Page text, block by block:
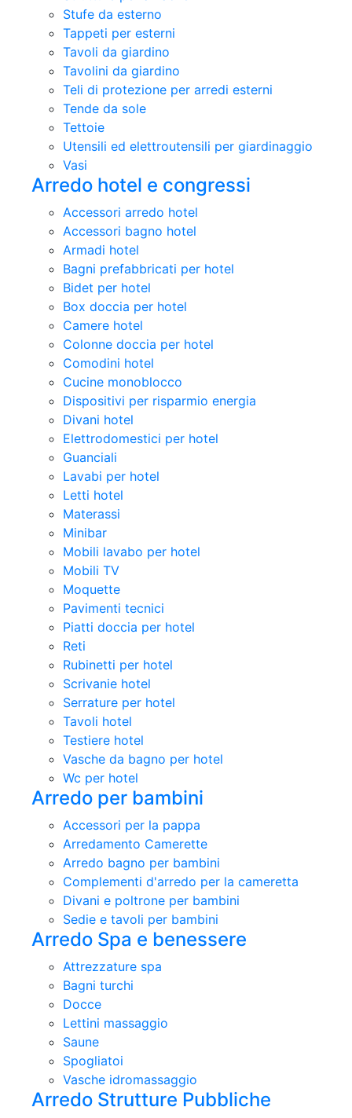
Stufe da esterno
Tappeti per esterni
Tavoli da giardino
Tavolini da giardino
Teli di protezione per arredi esterni
Tende da sole
Tettoie
Utensili ed elettroutensili per giardinaggio
Vasi
Arredo hotel e congressi
Accessori arredo hotel
Accessori bagno hotel
Armadi hotel
Bagni prefabbricati per hotel
Bidet per hotel
Box doccia per hotel
Camere hotel
Colonne doccia per hotel
Comodini hotel
Cucine monoblocco
Dispositivi per risparmio energia
Divani hotel
Elettrodomestici per hotel
Guanciali
Lavabi per hotel
Letti hotel
Materassi
Minibar
Mobili lavabo per hotel
Mobili TV
Moquette
Pavimenti tecnici
Piatti doccia per hotel
Reti
Rubinetti per hotel
Scrivanie hotel
Serrature per hotel
Tavoli hotel
Testiere hotel
Vasche da bagno per hotel
Wc per hotel
Arredo per bambini
Accessori per la pappa
Arredamento Camerette
Arredo bagno per bambini
Complementi d'arredo per la cameretta
Divani e poltrone per bambini
Sedie e tavoli per bambini
Arredo Spa e benessere
Attrezzature spa
Bagni turchi
Docce
Lettini massaggio
Saune
Spogliatoi
Vasche idromassaggio
Arredo Strutture Pubbliche